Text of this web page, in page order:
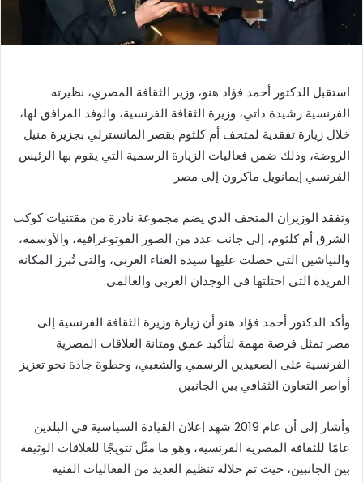
استقبل الدكتور أحمد فؤاد هنو، وزير الثقافة المصري، نظيرته
الفرنسية رشيدة داتي، وزيرة الثقافة الفرنسية، والوفد المرافق لها،
خلال زيارة تفقدية لمتحف أم كلثوم بقصر المانسترلي بجزيرة منيل
الروضة، وذلك ضمن فعاليات الزيارة الرسمية التي يقوم بها الرئيس
الفرنسي إيمانويل ماكرون إلى مصر.
وتفقد الوزيران المتحف الذي يضم مجموعة نادرة من مقتنيات كوكب
الشرق أم كلثوم، إلى جانب عدد من الصور الفوتوغرافية، والأوسمة،
والنياشين التي حصلت عليها سيدة الغناء العربي، والتي تُبرز المكانة
الفريدة التي احتلتها في الوجدان العربي والعالمي.
وأكد الدكتور أحمد فؤاد هنو أن زيارة وزيرة الثقافة الفرنسية إلى
مصر تمثل فرصة مهمة لتأكيد عمق ومتانة العلاقات المصرية
الفرنسية على الصعيدين الرسمي والشعبي، وخطوة جادة نحو تعزيز
أواصر التعاون الثقافي بين الجانبين.
وأشار إلى أن عام 2019 شهد إعلان القيادة السياسية في البلدين
عامًا للثقافة المصرية الفرنسية، وهو ما مثّل تتويجًا للعلاقات الوثيقة
بين الجانبين، حيث تم خلاله تنظيم العديد من الفعاليات الفنية